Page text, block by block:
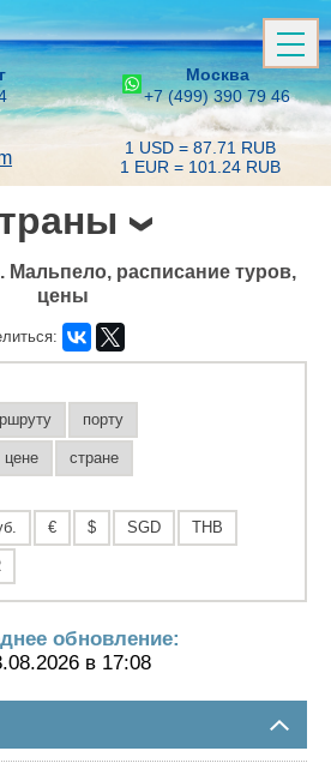
Москва
+7 (499) 390 79 46
1 USD = 87.71 RUB
1 EUR = 101.24 RUB
Мальпело, расписание туров,
цены
порту
цене
стране
€ $ SGD THB
обновление:
в 17:08